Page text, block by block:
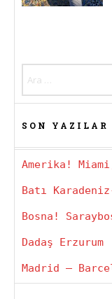
SON YAZILAR
Amerika!
Batı
Bosna!
Dadaş Erzurum
Madrid –